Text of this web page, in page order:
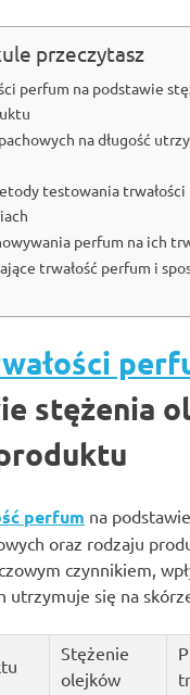
przeczytasz
perfum na podstawie
na długość
testowania trwałości
perfum na ich
trwałość perfum i
stężenia
perfum na
oraz rodzaju
czynnikiem,
utrzymuje się na
Stężenie
olejków